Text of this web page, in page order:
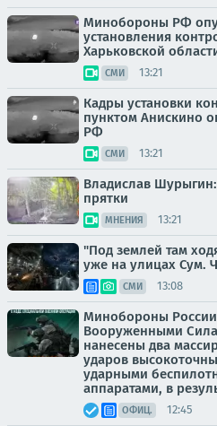
Минобороны РФ
установления
Харьковской
СМИ 13:21
Кадры установки
пунктом Анискино
РФ
СМИ 13:21
Владислав
прятки
МНЕНИЯ 13:21
"Под землей там
уже на улицах Сум.
СМИ 13:08
Минобороны России:
Вооруженными
нанесены два
ударов
ударными
аппаратами, в
ОФИЦ. 12:45